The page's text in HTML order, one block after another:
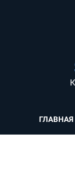
ГЛАВНАЯ